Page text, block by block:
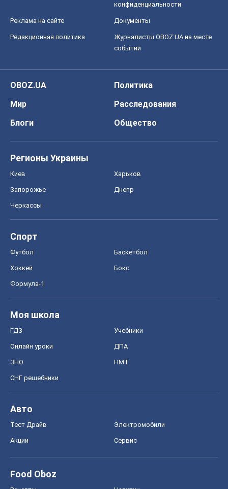
конфиденциальности
Реклама на сайте Документы
Редакционная политика
Журналисты OBOZ.UA на месте
событий
OBOZ.UA
Политика
Мир
Расследования
Блоги
Общество
Регионы Украины
Киев Харьков
Запорожье Днепр
Черкассы
Спорт
Футбол Баскетбол
Хоккей Бокс
Формула-1
Моя школа
ГДЗ Учебники
Онлайн уроки ДПА
ЗНО НМТ
СНГ решебники
Авто
Тест Драйв Электромобили
Акции Сервис
Food Oboz